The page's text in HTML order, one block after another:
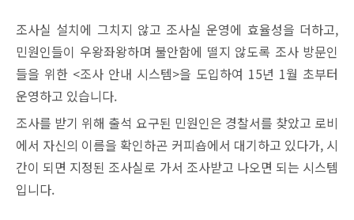
조사실 설치에 그치지 않고 조사실 운영에 효율성을 더하고,
민원인들이 우왕좌왕하며 불안함에 떨지 않도록 조사 방문인
들을 위한 <조사 안내 시스템>을 도입하여 15년 1월 초부터
운영하고 있습니다.
조사를 받기 위해 출석 요구된 민원인은 경찰서를 찾았고 로비
에서 자신의 이름을 확인하곤 커피숍에서 대기하고 있다가, 시
간이 되면 지정된 조사실로 가서 조사받고 나오면 되는 시스템
입니다.